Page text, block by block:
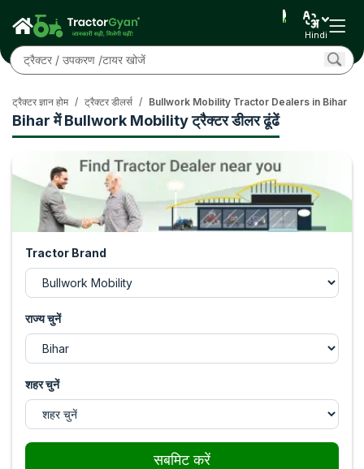
Hindi
Bihar में Bullwork Mobility ट्रैक्टर डीलर ढूंढें
ट्रैक्टर ज्ञान होम / ट्रैक्टर डीलर्स / Bullwork Mobility Tractor Dealers in Bihar
Tractor Brand
राज्य चुनें
शहर चुनें
सबमिट करें